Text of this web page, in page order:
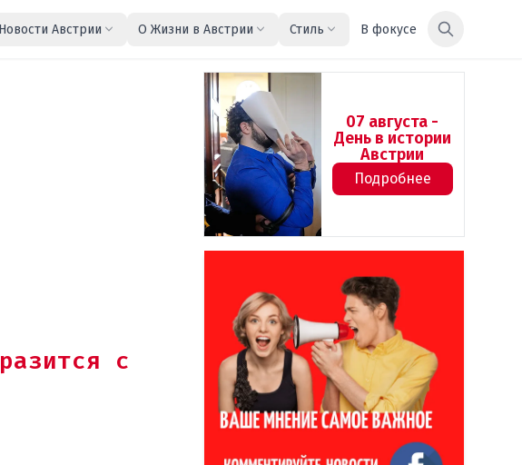
Новости Австрии О Жизни в Австрии Стиль В фокусе
с
07 августа -
День в истории
Австрии
Подробнее